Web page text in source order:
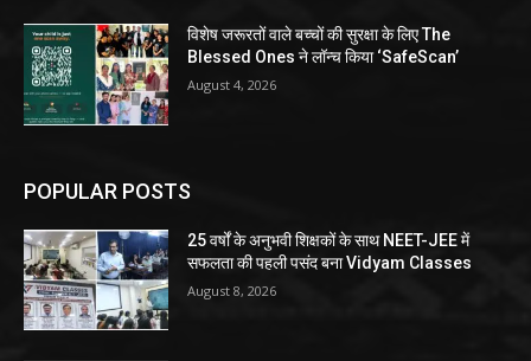
विशेष जरूरतों वाले बच्चों की सुरक्षा के लिए The
Blessed Ones ने लॉन्च किया ‘SafeScan’
August 4, 2026
POPULAR POSTS
25 वर्षों के अनुभवी शिक्षकों के साथ NEET-JEE में
सफलता की पहली पसंद बना Vidyam Classes
August 8, 2026